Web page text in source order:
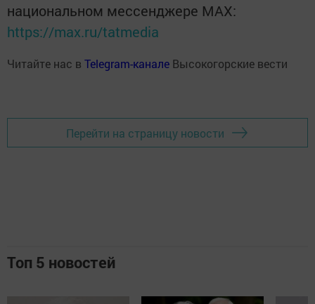
национальном мессенджере MАХ:
https://max.ru/tatmedia
Читайте нас в Telegram-канале Высокогорские вести
Перейти на страницу новости
Топ 5 новостей